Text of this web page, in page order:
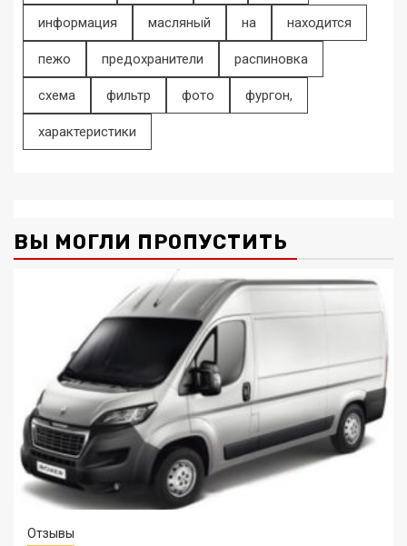
информация масляный на находится
пежо предохранители распиновка
схема фильтр фото фургон,
характеристики
ВЫ МОГЛИ ПРОПУСТИТЬ
Отзывы